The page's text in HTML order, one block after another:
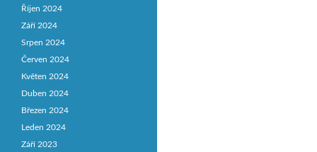
Říjen 2024
Září 2024
Srpen 2024
Červen 2024
Květen 2024
Duben 2024
Březen 2024
Leden 2024
Září 2023